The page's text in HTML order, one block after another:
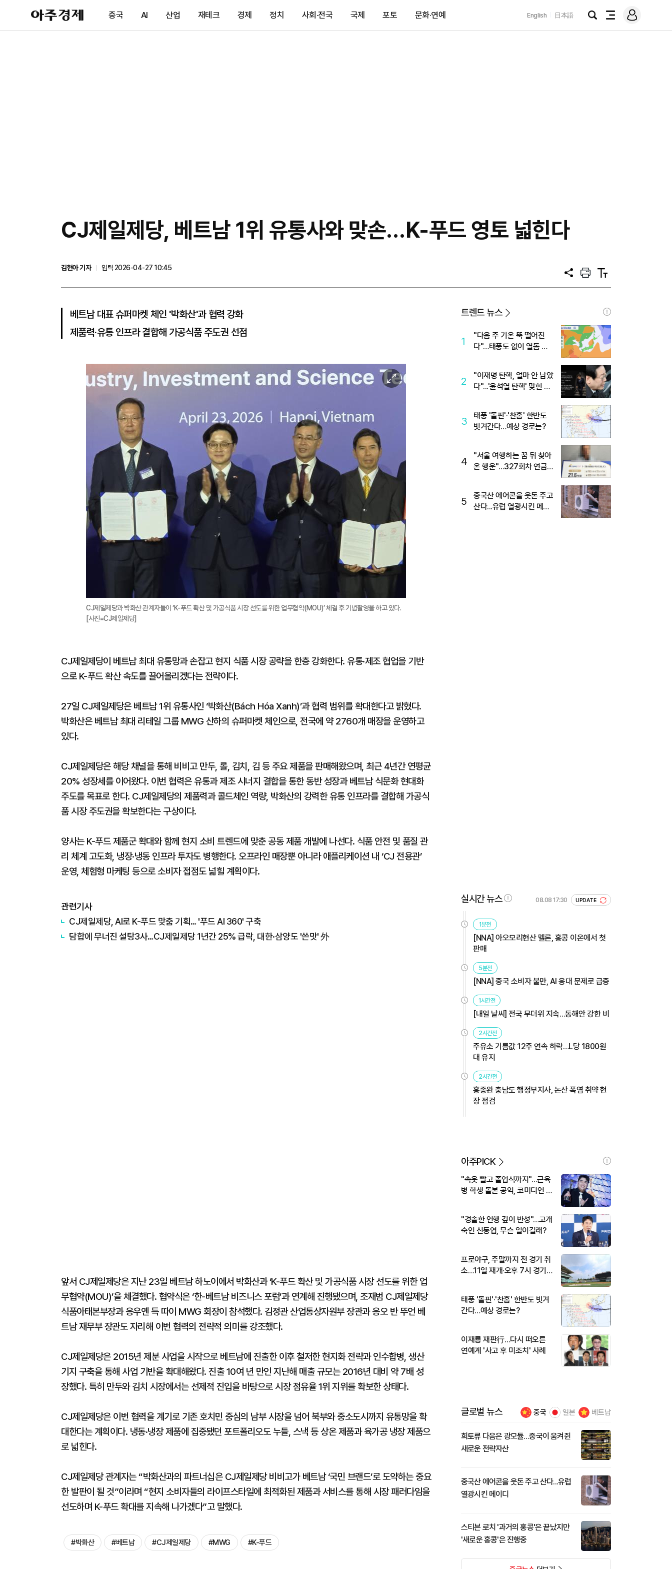
아
주
제
중국 AI 산업 재테크 경제 정치 사회·전국 국제 포토 문화·연예 English 日本語
검
전
메
그
CJ제일제당, 베트남 1위 유통사와 맞손…K-푸드 영토 넓힌다
김현아 기자
입력 2026-04-27 10:45
공
프
트
텍
트
베트남 대표 슈퍼마켓 체인 '박화산'과 협력 강화
제품력·유통 인프라 결합해 가공식품 주도권 선점
이
미
CJ제일제당과 박화산 관계자들이 ‘K-푸드 확산 및 가공식품 시장 선도를 위한 업무협약(MOU)’ 체결 후 기념촬영을 하고 있다.
[사진=CJ제일제당]
CJ제일제당이 베트남 최대 유통망과 손잡고 현지 식품 시장 공략을 한층 강화한다. 유통·제조 협업을 기반
으로 K-푸드 확산 속도를 끌어올리겠다는 전략이다.
27일 CJ제일제당은 베트남 1위 유통사인 ‘박화산(Bách Hóa Xanh)’과 협력 범위를 확대한다고 밝혔다.
박화산은 베트남 최대 리테일 그룹 MWG 산하의 슈퍼마켓 체인으로, 전국에 약 2760개 매장을 운영하고
있다.
CJ제일제당은 해당 채널을 통해 비비고 만두, 롤, 김치, 김 등 주요 제품을 판매해왔으며, 최근 4년간 연평균
20% 성장세를 이어왔다. 이번 협력은 유통과 제조 시너지 결합을 통한 동반 성장과 베트남 식문화 현대화
주도를 목표로 한다. CJ제일제당의 제품력과 콜드체인 역량, 박화산의 강력한 유통 인프라를 결합해 가공식
품 시장 주도권을 확보한다는 구상이다.
양사는 K-푸드 제품군 확대와 함께 현지 소비 트렌드에 맞춘 공동 제품 개발에 나선다. 식품 안전 및 품질 관
리 체계 고도화, 냉장·냉동 인프라 투자도 병행한다. 오프라인 매장뿐 아니라 애플리케이션 내 ‘CJ 전용관’
운영, 체험형 마케팅 등으로 소비자 접점도 넓힐 계획이다.
관련기사
CJ제일제당, AI로 K-푸드 맞춤 기획… '푸드 AI 360' 구축
담합에 무너진 설탕3사…CJ제일제당 1년간 25% 급락, 대한·삼양도 '쓴맛' 外
앞서 CJ제일제당은 지난 23일 베트남 하노이에서 박화산과 ‘K-푸드 확산 및 가공식품 시장 선도를 위한 업
무협약(MOU)’을 체결했다. 협약식은 ‘한-베트남 비즈니스 포럼’과 연계해 진행됐으며, 조재범 CJ제일제당
식품아태본부장과 응우옌 득 따이 MWG 회장이 참석했다. 김정관 산업통상자원부 장관과 응오 반 뚜언 베
트남 재무부 장관도 자리해 이번 협력의 전략적 의미를 강조했다.
CJ제일제당은 2015년 제분 사업을 시작으로 베트남에 진출한 이후 철저한 현지화 전략과 인수합병, 생산
기지 구축을 통해 사업 기반을 확대해왔다. 진출 10여 년 만인 지난해 매출 규모는 2016년 대비 약 7배 성
장했다. 특히 만두와 김치 시장에서는 선제적 진입을 바탕으로 시장 점유율 1위 지위를 확보한 상태다.
CJ제일제당은 이번 협력을 계기로 기존 호치민 중심의 남부 시장을 넘어 북부와 중소도시까지 유통망을 확
대한다는 계획이다. 냉동·냉장 제품에 집중됐던 포트폴리오도 누들, 스낵 등 상온 제품과 육가공 냉장 제품으
로 넓힌다.
CJ제일제당 관계자는 “박화산과의 파트너십은 CJ제일제당 비비고가 베트남 ‘국민 브랜드’로 도약하는 중요
한 발판이 될 것”이라며 “현지 소비자들의 라이프스타일에 최적화된 제품과 서비스를 통해 시장 패러다임을
선도하며 K-푸드 확대를 지속해 나가겠다”고 말했다.
#박화산 #베트남 #CJ제일제당 #MWG #K-푸드
트렌드 뉴스
1
"다음 주 기온 뚝 떨어진
다"…태풍도 없이 열돔 박
2
"이재명 탄핵, 얼마 안 남았
다"...'윤석열 탄핵' 맞힌 무
3
태풍 '돌핀'·'찬홈' 한반도
빗겨간다…예상 경로는?
4
"서울 여행하는 꿈 뒤 찾아
온 행운"…327회차 연금
5
중국산 에어콘을 웃돈 주고
산다...유럽 열광시킨 메이
실시간 뉴스 08.08 17:30 UPDATE
1분전
[NNA] 아오모리현산 멜론, 홍콩 이온에서 첫
판매
5분전
[NNA] 중국 소비자 불만, AI 응대 문제로 급증
1시간전
[내일 날씨] 전국 무더위 지속…동해안 강한 비
2시간전
주유소 기름값 12주 연속 하락…L당 1800원
대 유지
2시간전
홍종완 충남도 행정부지사, 논산 폭염 취약 현
장 점검
아주PICK
"속옷 빨고 졸업식까지"…근육
병 학생 돌본 공익, 코미디언 김
"경솔한 언행 깊이 반성"…고개
숙인 신동엽, 무슨 일이길래?
프로야구, 주말까지 전 경기 취
소…11일 재개·오후 7시 경기
태풍 '돌핀'·'찬홈' 한반도 빗겨
간다…예상 경로는?
이재룡 재판行…다시 떠오른
연예계 '사고 후 미조치' 사례
글로벌 뉴스 중국 일본 베트남
희토류 다음은 광모듈…중국이 움켜쥔
새로운 전략자산
중국산 에어콘을 웃돈 주고 산다...유럽
열광시킨 메이디
스티븐 로치 '과거의 홍콩'은 끝났지만
'새로운 홍콩'은 진행중